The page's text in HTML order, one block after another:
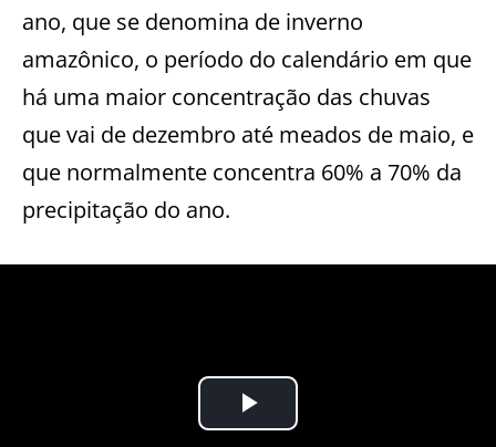
ano, que se denomina de inverno
amazônico, o período do calendário em que
há uma maior concentração das chuvas
que vai de dezembro até meados de maio, e
que normalmente concentra 60% a 70% da
precipitação do ano.